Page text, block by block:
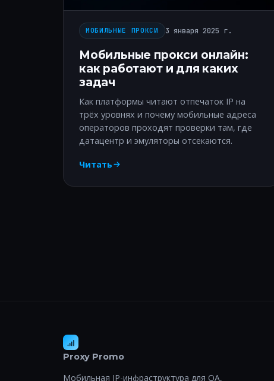
МОБИЛЬНЫЕ ПРОКСИ 3 января 2025 г.
Мобильные прокси онлайн:
как работают и для каких
задач
Как платформы читают отпечаток IP на
трёх уровнях и почему мобильные адреса
операторов проходят проверки там, где
датацентр и эмуляторы отсекаются.
Читать
Proxy Promo
Мобильная IP-инфраструктура для QA,